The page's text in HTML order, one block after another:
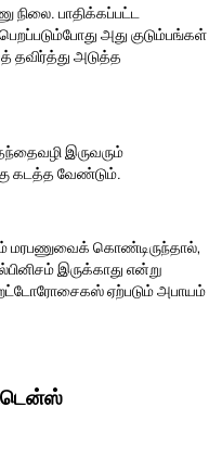
நிலை. பாதிக்கப்பட்ட
அது குடும்பங்கள்
தவிர்த்து அடுத்த
இருவரும்
கடத்த வேண்டும்.
மரபணுவைக் கொண்டிருந்தால்,
இருக்காது என்று
ஏற்படும் அபாயம்